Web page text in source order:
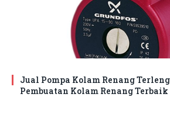
Jual Pompa Kolam Renang
Pembuatan Kolam Renang Terbaik